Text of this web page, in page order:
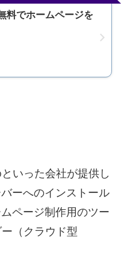
料でホームページを
いった会社が提供し
ーへのインストール
ページ制作用のツー
（クラウド型